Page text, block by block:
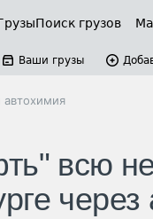
Поиск грузов
Ваши грузы
всю